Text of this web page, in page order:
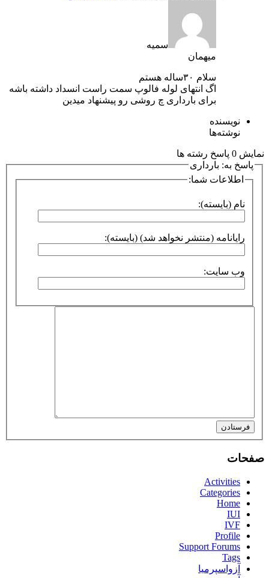
سمیه
میهمان
سلام ۳۰ساله هستم
اگ انتهای لوله فالوپ سمت راست انسداد داشته باشه
برای بارداری چ روشی رو پیشنهاد میدین
نویسنده
نوشته‌ها
نمایش 0 پاسخ رشته ها
پاسخ به: بارداری
اطلاعات شما:
نام (بایسته):
رایانامه (منتشر نخواهد شد) (بایسته):
وب سایت:
فرستادن
صفحات
Activities
Categories
Home
IUI
IVF
Profile
Support Forums
Tags
آزواسپرمیا